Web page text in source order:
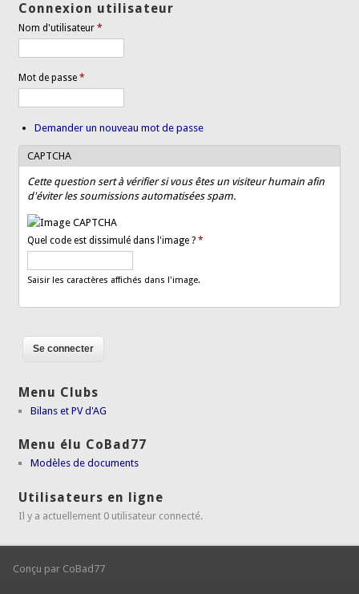
Connexion utilisateur
Nom d'utilisateur*
Mot de passe*
Demander un nouveau mot de passe
CAPTCHA
Cette question sert à vérifier si vous êtes un visiteur humain afin
d'éviter les soumissions automatisées spam.
Quel code est dissimulé dans l'image ?*
Saisir les caractères affichés dans l'image.
Menu Clubs
Bilans et PV d'AG
Menu élu CoBad77
Modèles de documents
Utilisateurs en ligne
Il y a actuellement 0 utilisateur connecté.
Conçu par CoBad77